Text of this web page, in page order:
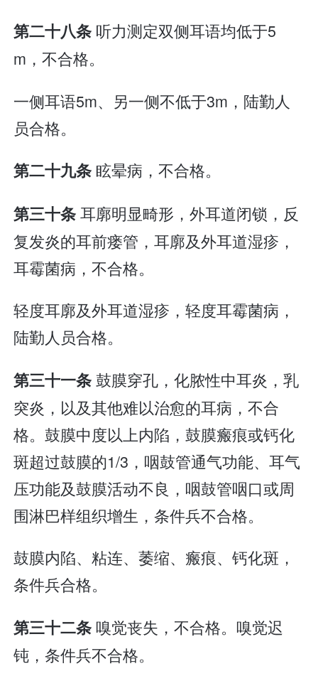
第二十八条 听力测定双侧耳语均低于5
m，不合格。
一侧耳语5m、另一侧不低于3m，陆勤人
员合格。
第二十九条 眩晕病，不合格。
第三十条耳廓明显畸形，外耳道闭锁，反
复发炎的耳前瘘管，耳廓及外耳道湿疹，
耳霉菌病，不合格。
轻度耳廓及外耳道湿疹，轻度耳霉菌病，
陆勤人员合格。
第三十一条鼓膜穿孔，化脓性中耳炎，乳
突炎，以及其他难以治愈的耳病，不合
格。鼓膜中度以上内陷，鼓膜瘢痕或钙化
斑超过鼓膜的1/3，咽鼓管通气功能、耳气
压功能及鼓膜活动不良，咽鼓管咽口或周
围淋巴样组织增生，条件兵不合格。
鼓膜内陷、粘连、萎缩、瘢痕、钙化斑，
条件兵合格。
第三十二条 嗅觉丧失，不合格。嗅觉迟
钝，条件兵不合格。